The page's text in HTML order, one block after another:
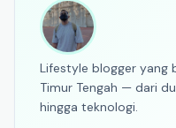
Lifestyle blogger yang
Timur Tengah — dari
hingga teknologi.